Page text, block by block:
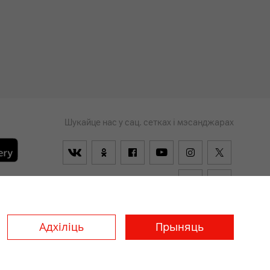
Шукайце нас у сац. сетках і мэсанджарах
слабавідушчых
ўключаныАдхіліць Прыняць